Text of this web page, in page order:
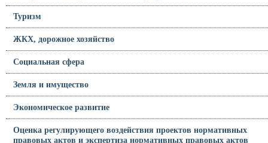
Туризм
ЖКХ, дорожное хозяйство
Социальная сфера
Земля и имущество
Экономическое развитие
Оценка регулирующего воздействия проектов нормативных
правовых актов и экспертиза нормативных правовых актов